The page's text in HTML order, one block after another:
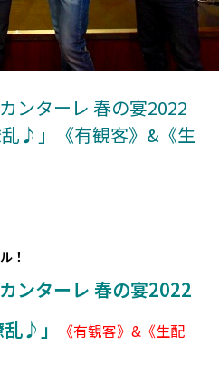
ンターレ 春の宴2022
乱♪」《有観客》&《生
！
ンターレ 春の宴2022
♪」
《有観客》&《生配